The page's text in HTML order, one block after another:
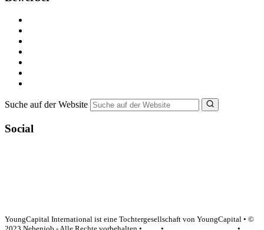
Suche auf der Website
Social
YoungCapital International ist eine Tochtergesellschaft von YoungCapital • ©